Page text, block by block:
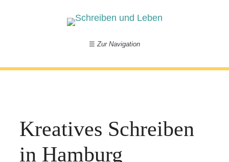
☰ Zur Navigation
Kreatives Schreiben
in Hamburg